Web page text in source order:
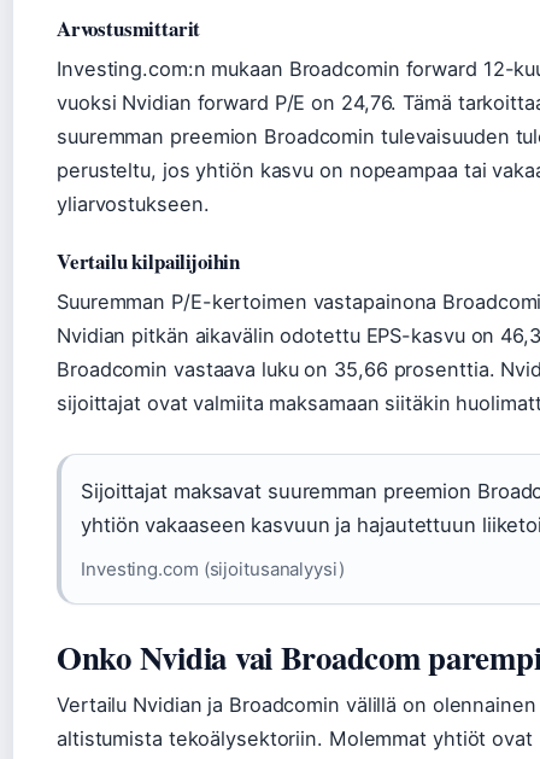
Arvostusmittarit
Investing.com:n mukaan Broadcomin forward 12-
vuoksi Nvidian forward P/E on 24,76. Tämä
suuremman preemion Broadcomin tulevaisuuden
perusteltu, jos yhtiön kasvu on nopeampaa tai
yliarvostukseen.
Vertailu kilpailijoihin
Suuremman P/E-kertoimen vastapainona
Nvidian pitkän aikavälin odotettu EPS-kasvu on
Broadcomin vastaava luku on 35,66 prosenttia.
sijoittajat ovat valmiita maksamaan siitäkin
Sijoittajat maksavat suuremman preemion
yhtiön vakaaseen kasvuun ja hajautettuun
Investing.com (sijoitusanalyysi)
Onko Nvidia vai Broadcom
Vertailu Nvidian ja Broadcomin välillä on
altistumista tekoälysektoriin. Molemmat yhtiöt